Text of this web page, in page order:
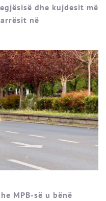
dhe kujdesit më
në
MPB-së u bënë